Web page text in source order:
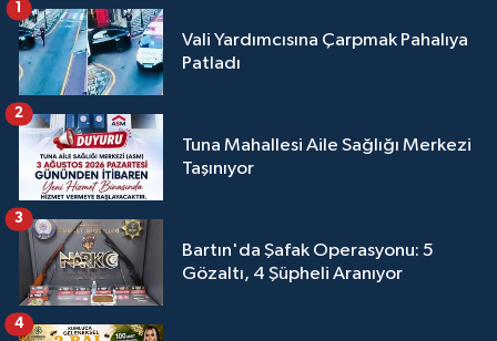
Vali Yardımcısına Çarpmak Pahalıya
Patladı
1
Tuna Mahallesi Aile Sağlığı Merkezi
Taşınıyor
2
Bartın'da Şafak Operasyonu: 5
Gözaltı, 4 Şüpheli Aranıyor
3
4